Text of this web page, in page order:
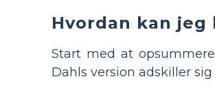
Hvordan kan
Start med at
Dahls version adskiller